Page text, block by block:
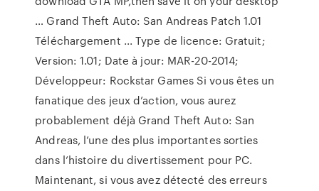
… Grand Theft Auto: San Andreas Patch 1.01
Téléchargement ... Type de licence: Gratuit;
Version: 1.01; Date à jour: MAR-20-2014;
Développeur: Rockstar Games Si vous êtes un
fanatique des jeux d’action, vous aurez
probablement déjà Grand Theft Auto: San
Andreas, l’une des plus importantes sorties
dans l’histoire du divertissement pour PC.
Maintenant, si vous avez détecté des erreurs